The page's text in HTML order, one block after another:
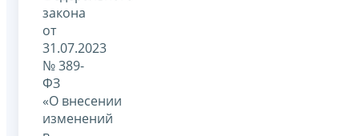
закона
от
31.07.2023
№ 389-
ФЗ
«О внесении
изменений